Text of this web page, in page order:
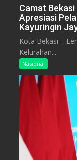
Camat
Apresiasi
Kayuringin
Kota Bekasi –
Kelurahan...
Nasional